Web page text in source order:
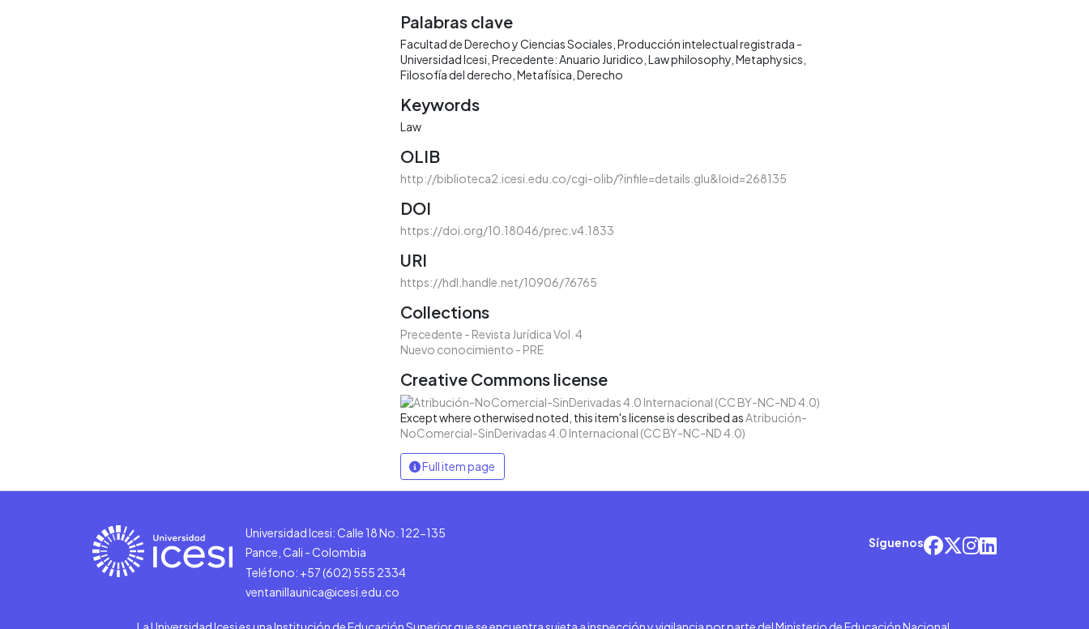
Palabras clave
Facultad de Derecho y Ciencias Sociales Producción intelectual registrada -
Universidad Icesi Precedente: Anuario Juridico Law philosophy Metaphysics
Filosofía del derecho Metafísica Derecho
Keywords
Law
OLIB
http://biblioteca2.icesi.edu.co/cgi-olib/?infile=details.glu&loid=268135
DOI
https://doi.org/10.18046/prec.v4.1833
URI
https://hdl.handle.net/10906/76765
Collections
Precedente - Revista Jurídica Vol. 4
Nuevo conocimiento - PRE
Creative Commons license
Except where otherwised noted, this item's license is described asAtribución-
NoComercial-SinDerivadas 4.0 Internacional (CC BY-NC-ND 4.0)
Full item page
Universidad Icesi: Calle 18 No. 122-135
Pance, Cali - Colombia
Teléfono: +57 (602) 555 2334
ventanillaunica@icesi.edu.co
Síguenos